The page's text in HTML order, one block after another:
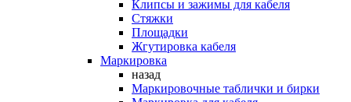
Клипсы и зажимы для кабеля
Стяжки
Площадки
Жгутировка кабеля
Маркировка
назад
Маркировочные таблички и бирки